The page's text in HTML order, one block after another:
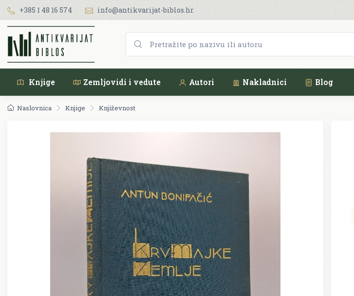
+385 1 48 16 574 info@antikvarijat-biblos.hr
Knjige Zemljovidi i vedute Autori Nakladnici Blog
Naslovnica Knjige Književnost